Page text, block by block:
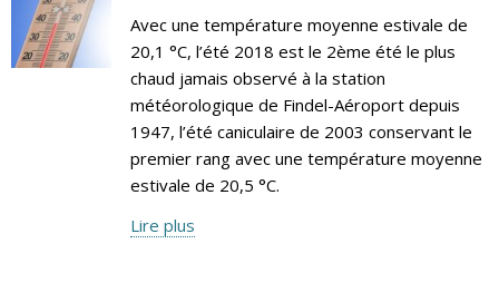
Avec une température moyenne estivale de
20,1 °C, l’été 2018 est le 2ème été le plus
chaud jamais observé à la station
météorologique de Findel-Aéroport depuis
1947, l’été caniculaire de 2003 conservant le
premier rang avec une température moyenne
estivale de 20,5 °C.
Lire plus